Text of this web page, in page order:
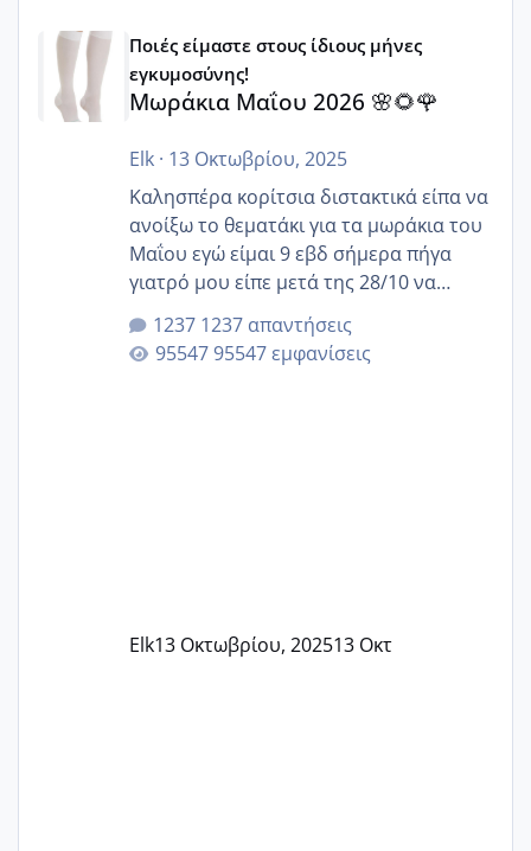
Μωράκια Μαΐου 2026 🌸🌻🌹
Ποιές είμαστε στους ίδιους μήνες
εγκυμοσύνης!
Μωράκια Μαΐου 2026 🌸🌻🌹
Elk· 13 Οκτωβρίου, 2025
Καλησπέρα κορίτσια διστακτικά είπα να
ανοίξω το θεματάκι για τα μωράκια του
Μαΐου εγώ είμαι 9 εβδ σήμερα πήγα
γιατρό μου είπε μετά της 28/10 να
κλείσω ραντεβού για την αυχενική είναι
καμιά άλλη κοπέλα να γεννάει Μάιο ;;
1237 απαντήσεις
95547 εμφανίσεις
Elk13 Οκτωβρίου, 202513 Οκτ